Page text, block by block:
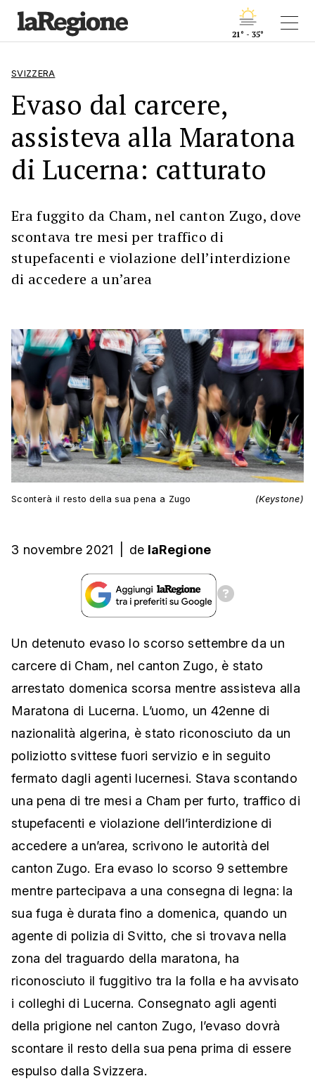
21° - 35°
SVIZZERA
Evaso dal carcere,
assisteva alla Maratona
di Lucerna: catturato
Era fuggito da Cham, nel canton Zugo, dove
scontava tre mesi per traffico di
stupefacenti e violazione dell’interdizione
di accedere a un’area
Sconterà il resto della sua pena a Zugo (Keystone)
3 novembre 2021 de laRegione
Un detenuto evaso lo scorso settembre da un
carcere di Cham, nel canton Zugo, è stato
arrestato domenica scorsa mentre assisteva alla
Maratona di Lucerna. L’uomo, un 42enne di
nazionalità algerina, è stato riconosciuto da un
poliziotto svittese fuori servizio e in seguito
fermato dagli agenti lucernesi. Stava scontando
una pena di tre mesi a Cham per furto, traffico di
stupefacenti e violazione dell’interdizione di
accedere a un’area, scrivono le autorità del
canton Zugo. Era evaso lo scorso 9 settembre
mentre partecipava a una consegna di legna: la
sua fuga è durata fino a domenica, quando un
agente di polizia di Svitto, che si trovava nella
zona del traguardo della maratona, ha
riconosciuto il fuggitivo tra la folla e ha avvisato
i colleghi di Lucerna. Consegnato agli agenti
della prigione nel canton Zugo, l’evaso dovrà
scontare il resto della sua pena prima di essere
espulso dalla Svizzera.